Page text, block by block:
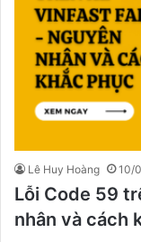
Lê Huy Hoàng 10/
Lỗi Code 59
nhân và cách